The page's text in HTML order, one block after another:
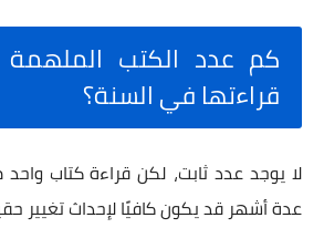
كم عدد الكتب
قراءتها في السنة؟
لا يوجد عدد ثابت، لكن قراءة كتاب
عدة أشهر قد يكون كافيًا لإحداث تغيير